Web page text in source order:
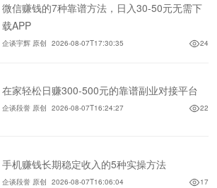
微信赚钱的7种靠谱方法，日入30-50元无需下
载APP
企谈宇辉 原创 2026-08-07T17:30:35 24
在家轻松日赚300-500元的靠谱副业对接平台
企谈段誉 原创 2026-08-07T16:24:27 22
手机赚钱长期稳定收入的5种实操方法
企谈段誉 原创 2026-08-07T16:06:04 17